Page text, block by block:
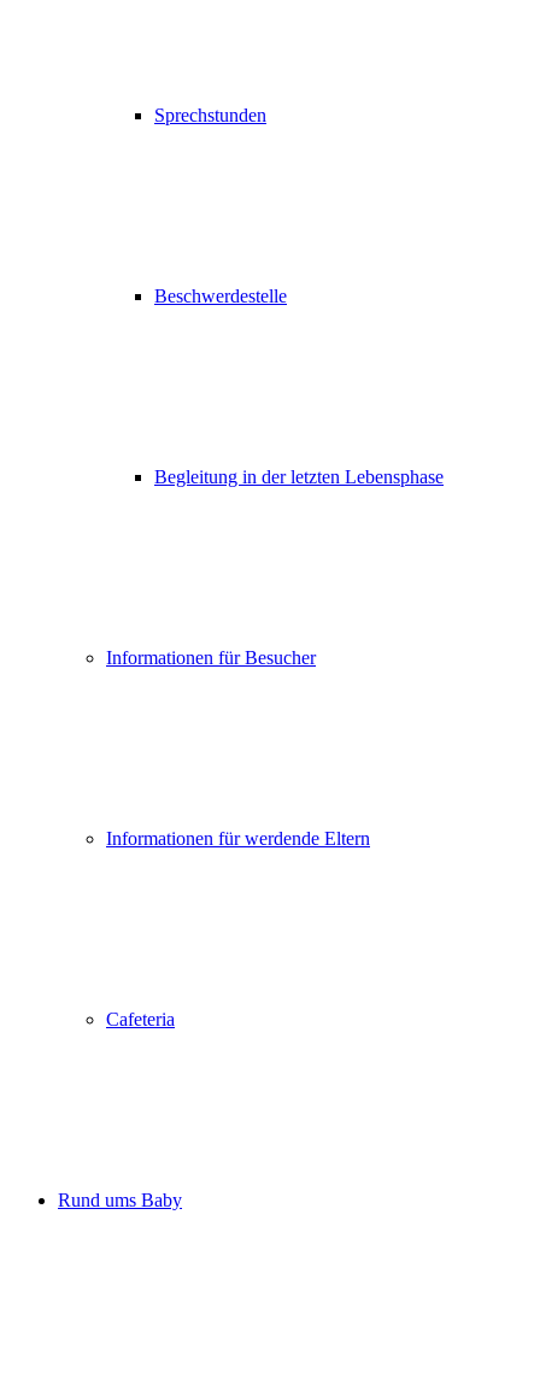
Sprechstunden
Beschwerdestelle
Begleitung in der letzten Lebensphase
Informationen für Besucher
Informationen für werdende Eltern
Cafeteria
Rund ums Baby